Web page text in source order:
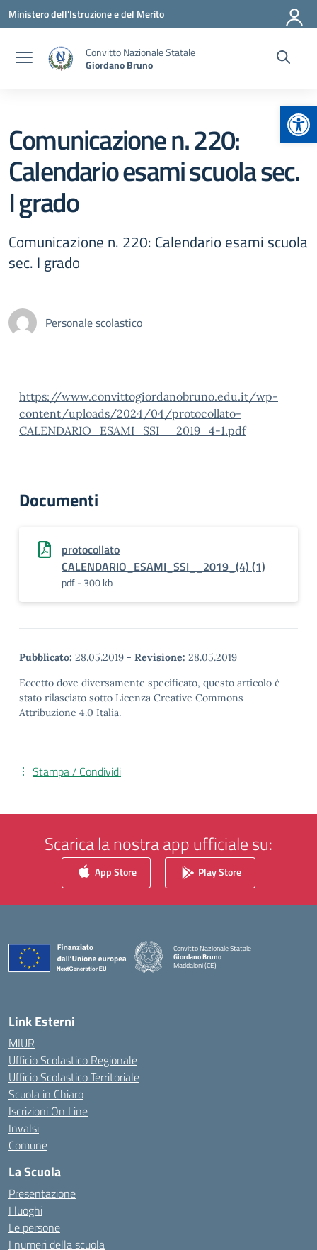
Vai ai contenuti
Vai al menu di navigazione
Vai al footer
Ministero dell'Istruzione e del Merito
Convitto Nazionale Statale
Giordano Bruno
Comunicazione n. 220:
Calendario esami scuola sec.
I grado
Comunicazione n. 220: Calendario esami scuola
sec. I grado
Personale scolastico
https://www.convittogiordanobruno.edu.it/wp-
content/uploads/2024/04/protocollato-
CALENDARIO_ESAMI_SSI__2019_4-1.pdf
Documenti
protocollato
CALENDARIO_ESAMI_SSI__2019_(4) (1)
pdf - 300 kb
Pubblicato: 28.05.2019 - Revisione: 28.05.2019
Eccetto dove diversamente specificato, questo articolo è
stato rilasciato sotto Licenza Creative Commons
Attribuzione 4.0 Italia.
Stampa / Condividi
Scarica la nostra app ufficiale su:
App Store Play Store
Convitto Nazionale Statale
Giordano Bruno
Maddaloni (CE)
Link Esterni
MIUR
Ufficio Scolastico Regionale
Ufficio Scolastico Territoriale
Scuola in Chiaro
Iscrizioni On Line
Invalsi
Comune
La Scuola
Presentazione
I luoghi
Le persone
I numeri della scuola